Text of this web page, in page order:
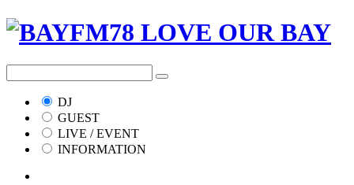
DJ
GUEST
LIVE / EVENT
INFORMATION